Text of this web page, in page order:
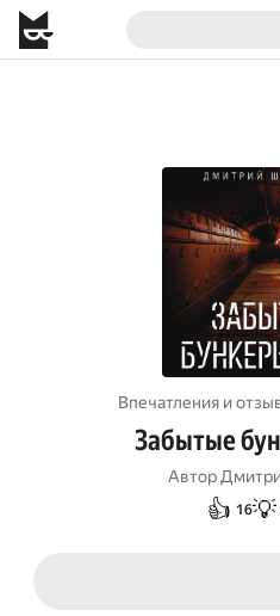
Впечатления и
Забытые
Автор
👍 16💡